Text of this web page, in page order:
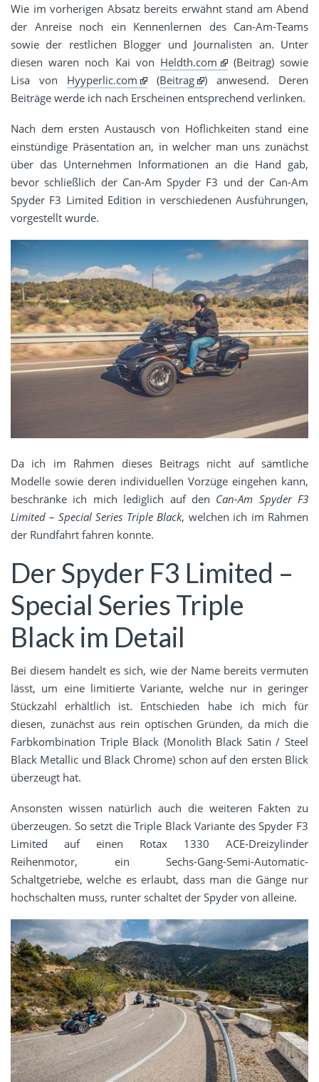
Wie im vorherigen Absatz bereits erwähnt stand am Abend
der Anreise noch ein Kennenlernen des Can-Am-Teams
sowie der restlichen Blogger und Journalisten an. Unter
diesen waren noch Kai von Heldth.com
(Beitrag) sowie
Lisa von Hyyperlic.com (Beitrag
) anwesend. Deren
Beiträge werde ich nach Erscheinen entsprechend verlinken.
Nach dem ersten Austausch von Höflichkeiten stand eine
einstündige Präsentation an, in welcher man uns zunächst
über das Unternehmen Informationen an die Hand gab,
bevor schließlich der Can-Am Spyder F3 und der Can-Am
Spyder F3 Limited Edition in verschiedenen Ausführungen,
vorgestellt wurde.
Da ich im Rahmen dieses Beitrags nicht auf sämtliche
Modelle sowie deren individuellen Vorzüge eingehen kann,
beschränke ich mich lediglich auf den Can-Am Spyder F3
Limited – Special Series Triple Black, welchen ich im Rahmen
der Rundfahrt fahren konnte.
Der Spyder F3 Limited –
Special Series Triple
Black im Detail
Bei diesem handelt es sich, wie der Name bereits vermuten
lässt, um eine limitierte Variante, welche nur in geringer
Stückzahl erhältlich ist. Entschieden habe ich mich für
diesen, zunächst aus rein optischen Gründen, da mich die
Farbkombination Triple Black (Monolith Black Satin / Steel
Black Metallic und Black Chrome) schon auf den ersten Blick
überzeugt hat.
Ansonsten wissen natürlich auch die weiteren Fakten zu
überzeugen. So setzt die Triple Black Variante des Spyder F3
Limited auf einen Rotax 1330 ACE-Dreizylinder
Reihenmotor, ein Sechs-Gang-Semi-Automatic-
Schaltgetriebe, welche es erlaubt, dass man die Gänge nur
hochschalten muss, runter schaltet der Spyder von alleine.